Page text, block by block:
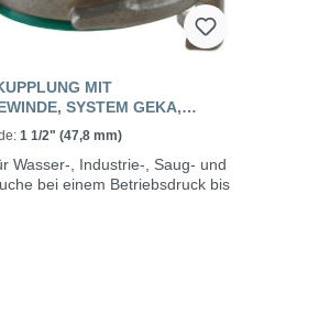
MIT
SYSTEM GEKA, E
1 1/2" (47,8 mm)
Wasser-, Industrie-, Saug- und
bei einem Betriebsdruck bis